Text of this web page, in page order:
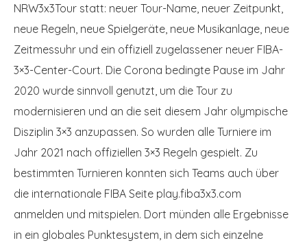
NRW3x3Tour statt: neuer Tour-Name, neuer Zeitpunkt,
neue Regeln, neue Spielgeräte, neue Musikanlage, neue
Zeitmessuhr und ein offiziell zugelassener neuer FIBA-
3×3-Center-Court. Die Corona bedingte Pause im Jahr
2020 wurde sinnvoll genutzt, um die Tour zu
modernisieren und an die seit diesem Jahr olympische
Disziplin 3×3 anzupassen. So wurden alle Turniere im
Jahr 2021 nach offiziellen 3×3 Regeln gespielt. Zu
bestimmten Turnieren konnten sich Teams auch über
die internationale FIBA Seite play.fiba3x3.com
anmelden und mitspielen. Dort münden alle Ergebnisse
in ein globales Punktesystem, in dem sich einzelne